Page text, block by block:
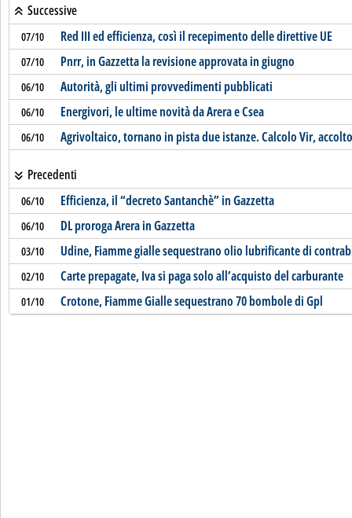
Successive
07/10 Red III ed efficienza, così il recepimento delle direttive UE
07/10 Pnrr, in Gazzetta la revisione approvata in giugno
06/10 Autorità, gli ultimi provvedimenti pubblicati
06/10 Energivori, le ultime novità da Arera e Csea
06/10 Agrivoltaico, tornano in pista due istanze. Calcolo Vir,
Precedenti
06/10 Efficienza, il “decreto Santanchè” in Gazzetta
06/10 DL proroga Arera in Gazzetta
03/10 Udine, Fiamme gialle sequestrano olio lubrificante di
02/10 Carte prepagate, Iva si paga solo all’acquisto del carburante
01/10 Crotone, Fiamme Gialle sequestrano 70 bombole di Gpl